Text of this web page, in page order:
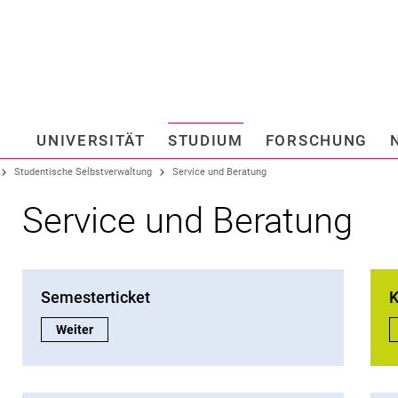
Springe direkt zu:
UNIVERSITÄT STUDIUM FORSCHUNG
Studentische Selbstverwaltung Service und Beratung
Service und Beratung
Semesterticket
Semesterticket:
Weiter